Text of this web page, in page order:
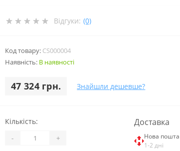
Відгуки: (0)
Код товару: CS000004
Наявність: В наявності
47 324 грн. Знайшли дешевше?
Кількість:
- +
Доставка
Нова пошта
1-2 дні